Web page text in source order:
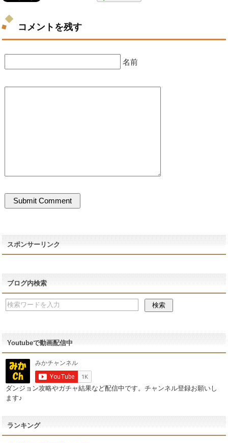
コメントを残す
名前
スポンサーリンク
ブログ内検索
Youtubeで動画配信中
ダンジョン攻略やガチャ結果など配信中です。チャンネル登録お願いし
ます♪
ランキング